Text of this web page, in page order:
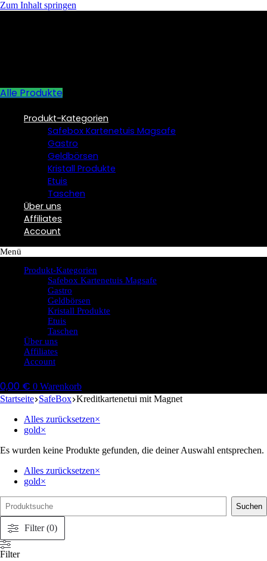
Zum Inhalt springen
Alle Produkte
Produkt-Kategorien
Safebox Kartenetuis Magsafe
Gastro
Geldbörsen
Kristall Produkte
Etuis
Taschen
Über uns
Affiliates
Account
Menü
Produkt-Kategorien
Safebox Kartenetuis Magsafe
Gastro
Geldbörsen
Kristall Produkte
Etuis
Taschen
Über uns
Affiliates
Account
0,00 € 0 Warenkorb
Startseite SafeBox Kreditkartenetui mit Magnet
Alles zurücksetzen×
gold×
Es wurden keine Produkte gefunden, die deiner Auswahl entsprechen.
Alles zurücksetzen×
gold×
Suche
Suchen
Filter (0)
Filter